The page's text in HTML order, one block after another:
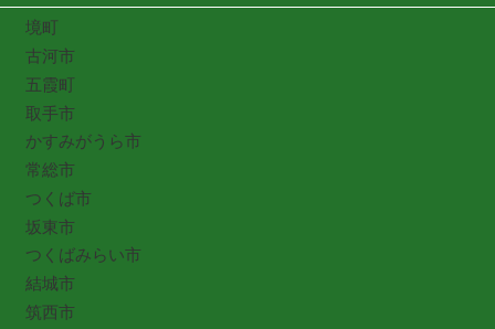
境町
古河市
五霞町
取手市
かすみがうら市
常総市
つくば市
坂東市
つくばみらい市
結城市
筑西市